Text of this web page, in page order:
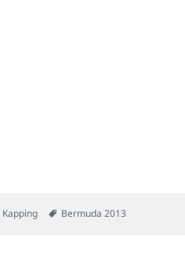
Categories
Kapping Tags
Bermuda 2013